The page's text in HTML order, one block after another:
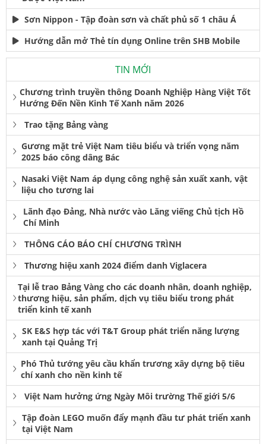
Sơn Nippon - Tập đoàn sơn và chất phủ số 1 châu Á
Hướng dẫn mở Thẻ tín dụng Online trên SHB Mobile
TIN MỚI
Chương trình truyền thông Doanh Nghiệp Hàng Việt Tốt
Hướng Đến Nền Kinh Tế Xanh năm 2026
Trao tặng Bảng vàng
Gương mặt trẻ Việt Nam tiêu biểu và triển vọng năm
2025 báo công dâng Bác
Nasaki Việt Nam áp dụng công nghệ sản xuất xanh, vật
liệu cho tương lai
Lãnh đạo Đảng, Nhà nước vào Lăng viếng Chủ tịch Hồ
Chí Minh
THÔNG CÁO BÁO CHÍ CHƯƠNG TRÌNH
Thương hiệu xanh 2024 điểm danh Viglacera
Tại lễ trao Bảng Vàng cho các doanh nhân, doanh nghiệp,
thương hiệu, sản phẩm, dịch vụ tiêu biểu trong phát
triển kinh tế xanh
SK E&S hợp tác với T&T Group phát triển năng lượng
xanh tại Quảng Trị
Phó Thủ tướng yêu cầu khẩn trương xây dựng bộ tiêu
chí xanh cho nền kinh tế
Việt Nam hưởng ứng Ngày Môi trường Thế giới 5/6
Tập đoàn LEGO muốn đẩy mạnh đầu tư phát triển xanh
tại Việt Nam